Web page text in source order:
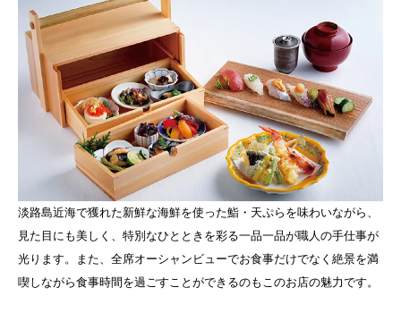
淡路島近海で獲れた新鮮な海鮮を使った鮨・天ぷらを味わいながら、
見た目にも美しく、特別なひとときを彩る一品一品が職人の手仕事が
光ります。また、全席オーシャンビューでお食事だけでなく絶景を満
喫しながら食事時間を過ごすことができるのもこのお店の魅力です。